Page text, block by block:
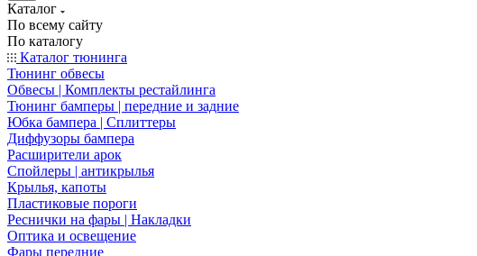
Каталог
По всему сайту
По каталогу
Каталог тюнинга
Тюнинг обвесы
Обвесы | Комплекты рестайлинга
Тюнинг бамперы | передние и задние
Юбка бампера | Сплиттеры
Диффузоры бампера
Расширители арок
Спойлеры | антикрылья
Крылья, капоты
Пластиковые пороги
Реснички на фары | Накладки
Оптика и освещение
Фары передние